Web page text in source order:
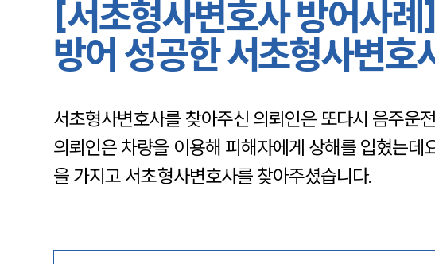
[서초형사변호사 방어사
방어 성공한 서초형사변호
서초형사변호사를 찾아주신 의뢰인은 또다시 음주운
의뢰인은 차량을 이용해 피해자에게 상해를 입혔는
을 가지고 서초형사변호사를 찾아주셨습니다.